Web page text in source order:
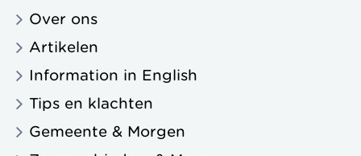
Over ons
Artikelen
Information in English
Tips en klachten
Gemeente & Morgen